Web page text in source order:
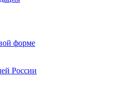
форме
России